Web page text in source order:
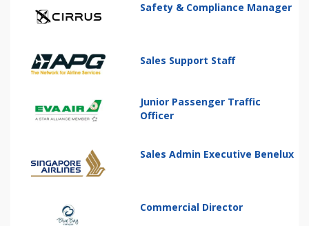
Safety & Compliance Manager
Sales Support Staff
Junior Passenger Traffic
Officer
Sales Admin Executive Benelux
Commercial Director